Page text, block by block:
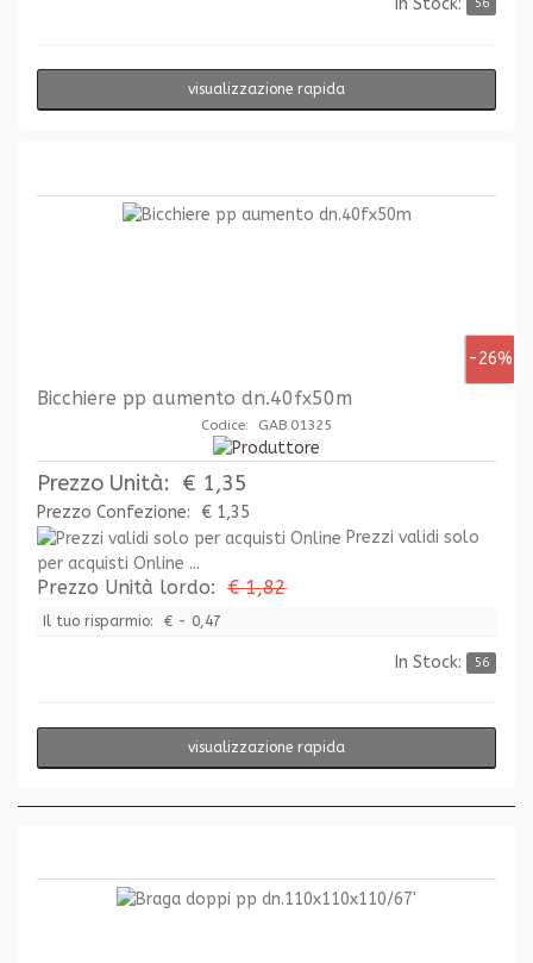
56
visualizzazione rapida
-26%
Bicchiere pp aumento dn.40fx50m
Codice: GAB.01325
Prezzo Unità: € 1,35
Prezzo Confezione:
€ 1,35
Prezzi validi solo
per acquisti Online ...
Prezzo Unità lordo: € 1,82
Il tuo risparmio: € - 0,47
In Stock: 56
visualizzazione rapida